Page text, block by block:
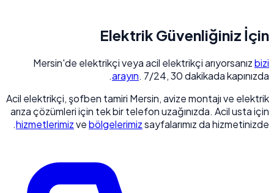
Elektrik Güvenliğiniz İçin
Mersin'de elektrikçi veya acil elektrikçi arıyorsanızbizi
arayın. 7/24, 30 dakikada kapınızda.
Acil elektrikçi, şofben tamiri Mersin, avize montajı ve elektrik
arıza çözümleri için tek bir telefon uzağınızda. Acil usta için
hizmetlerimizvebölgelerimizsayfalarımız da hizmetinizde.